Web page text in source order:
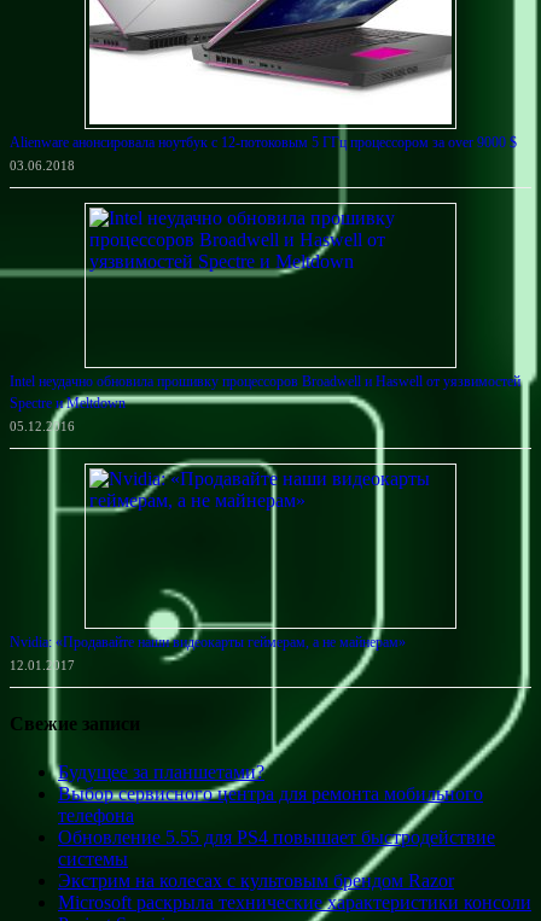
Alienware анонсировала ноутбук с 12-потоковым 5 ГГц процессором за over 9000 $
03.06.2018
Intel неудачно обновила прошивку процессоров Broadwell и Haswell от уязвимостей
Spectre и Meltdown
05.12.2016
Nvidia: «Продавайте наши видеокарты геймерам, а не майнерам»
12.01.2017
Свежие записи
Будущее за планшетами?
Выбор сервисного центра для ремонта мобильного
телефона
Обновление 5.55 для PS4 повышает быстродействие
системы
Экстрим на колесах с культовым брендом Razor
Microsoft раскрыла технические характеристики консоли